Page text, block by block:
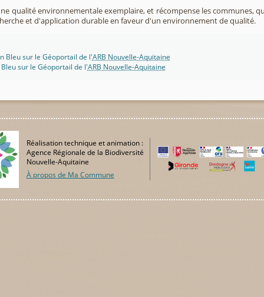
qualité environnementale exemplaire, et récompense les communes,
et d'application durable en faveur d'un environnement de qualité.
Bleu sur le Géoportail de l'ARB Nouvelle-Aquitaine
sur le Géoportail de l'ARB Nouvelle-Aquitaine
Réalisation technique et animation :
Agence Régionale de la Biodiversité
Nouvelle-Aquitaine
À propos de Ma Commune